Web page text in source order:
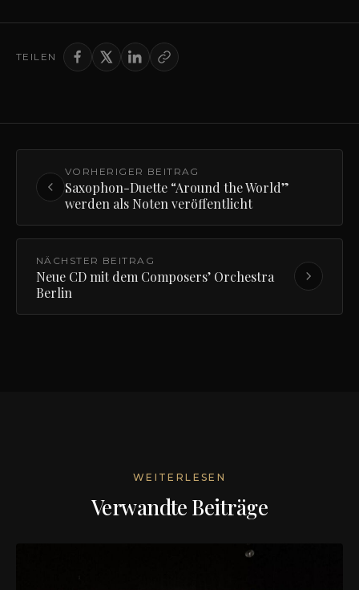
TEILEN
VORHERIGER BEITRAG
Saxophon-Duette “Around the World”
werden als Noten veröffentlicht
NÄCHSTER BEITRAG
Neue CD mit dem Composers’ Orchestra
Berlin
WEITERLESEN
Verwandte Beiträge